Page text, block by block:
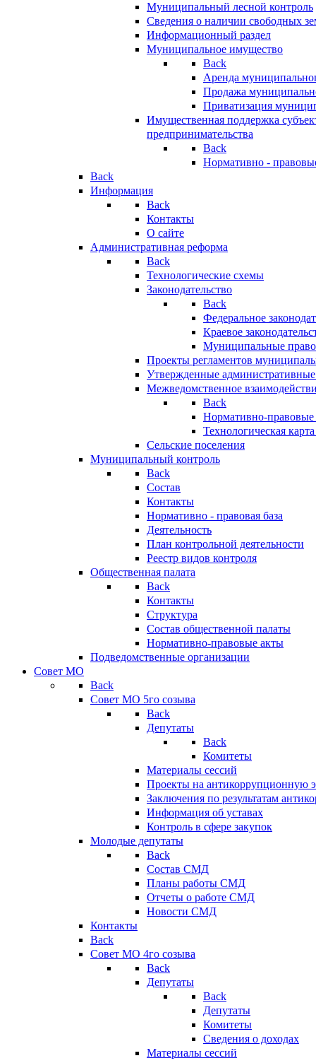
Муниципальный лесной контроль
Сведения о наличии свободных
Информационный раздел
Муниципальное имущество
Back
Аренда
Продажа
Приватизация
Имущественная поддержка
предпринимательства
Back
Нормативно -
Back
Информация
Back
Контакты
О сайте
Административная реформа
Back
Технологические схемы
Законодательство
Back
Федеральное
Краевое
Муниципальные
Проекты регламентов
Утвержденные
Межведомственное
Back
Нормативно-правовые
Технологическая
Сельские поселения
Муниципальный контроль
Back
Состав
Контакты
Нормативно - правовая база
Деятельность
План контрольной деятельности
Реестр видов контроля
Общественная палата
Back
Контакты
Структура
Состав общественной палаты
Нормативно-правовые акты
Подведомственные организации
Совет МО
Back
Совет МО 5го созыва
Back
Депутаты
Back
Комитеты
Материалы сессий
Проекты на антикоррупционную
Заключения по результатам
Информация об уставах
Контроль в сфере закупок
Молодые депутаты
Back
Состав СМД
Планы работы СМД
Отчеты о работе СМД
Новости СМД
Контакты
Back
Совет МО 4го созыва
Back
Депутаты
Back
Депутаты
Комитеты
Сведения о доходах
Материалы сессий